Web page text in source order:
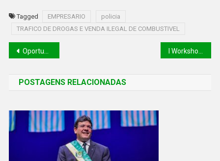
Tagged EMPRESARIO
policia
TRAFICO DE DROGAS E VENDA ILEGAL DE COMBUSTIVEL
Oportunidade: Escola de Eletricistas da Equatorial Piauí lança segundo edital de 2023 e primeira turma exclusiva para mulheres
POSTAGENS RELACIONADAS